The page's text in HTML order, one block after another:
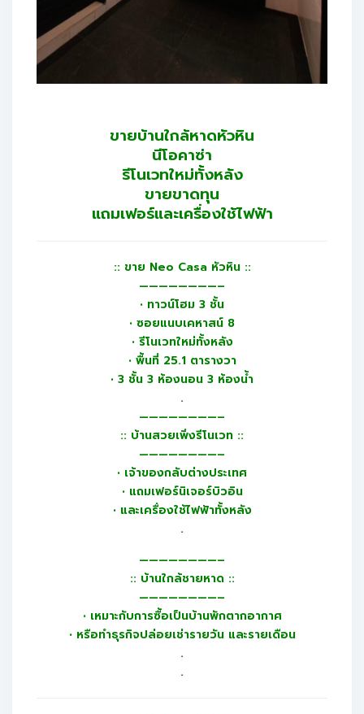
ขายบ้านใกล้หาดหัวหิน
นีโอคาซ่า
รีโนเวทใหม่ทั้งหลัง
ขายขาดทุน
แถมเฟอร์และเครื่องใช้ไฟฟ้า
:: ขาย Neo Casa หัวหิน ::
————————–
• ทาวน์โฮม 3 ชั้น
• ซอยแนบเคหาสน์ 8
• รีโนเวทใหม่ทั้งหลัง
• พื้นที่ 25.1 ตารางวา
• 3 ชั้น 3 ห้องนอน 3 ห้องน้ำ
.
————————–
:: บ้านสวยเพิ่งรีโนเวท ::
————————–
• เจ้าของกลับต่างประเทศ
• แถมเฟอร์นิเจอร์บิวอิน
• และเครื่องใช้ไฟฟ้าทั้งหลัง
.
————————–
:: บ้านใกล้ชายหาด ::
————————–
• เหมาะกับการซื้อเป็นบ้านพักตากอากาศ
• หรือทำธุรกิจปล่อยเช่ารายวัน และรายเดือน
.
.